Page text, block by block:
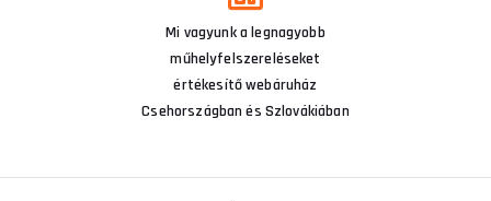
Mi vagyunk a legnagyobb
műhelyfelszereléseket
értékesítő webáruház
Csehországban és Szlovákiában